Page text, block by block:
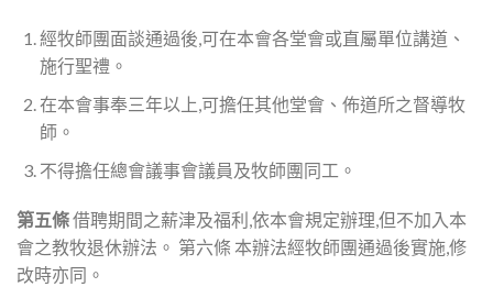
經牧師團面談通過後,可在本會各堂會或直屬單位講道、
施行聖禮。
在本會事奉三年以上,可擔任其他堂會、佈道所之督導牧
師。
不得擔任總會議事會議員及牧師團同工。
第五條借聘期間之薪津及福利,依本會規定辦理,但不加入本
會之教牧退休辦法。 第六條 本辦法經牧師團通過後實施,修
改時亦同。